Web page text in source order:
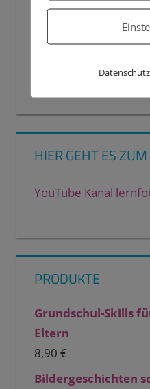
HIER GEHT ES
YouTube Kanal
PRODUKTE
Grundschul-Skills
Eltern
8,90 €
Bildergeschichten
Datenschutz